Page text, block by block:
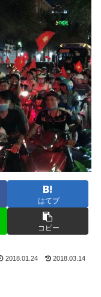
はてブ
コピー
2018.01.24 2018.03.14